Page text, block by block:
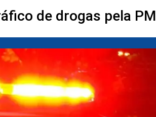
de drogas pela PM